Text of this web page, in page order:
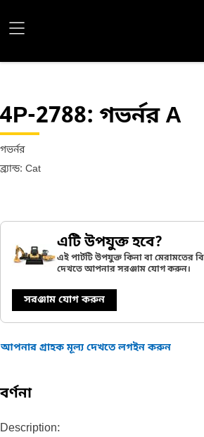
4P-2788: গভর্নর A
গভর্নর
ব্র্যান্ড: Cat
এটি উপযুক্ত হবে?
এই পার্টটি উপযুক্ত কিনা বা মেরামতের
দেখতে আপনার সরঞ্জাম যোগ করুন।
সরঞ্জাম যোগ করুন
আপনার গ্রাহক মূল্য দেখতে লগইন করুন
বর্ণনা
Description: